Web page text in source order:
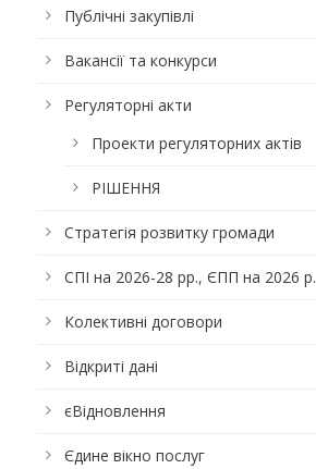
Публічні закупівлі
Вакансії та конкурси
Регуляторні акти
Проекти регуляторних актів
РІШЕННЯ
Стратегія розвитку громади
СПІ на 2026-28 рр., ЄПП на 2026 р.
Колективні договори
Відкриті дані
єВідновлення
Єдине вікно послуг